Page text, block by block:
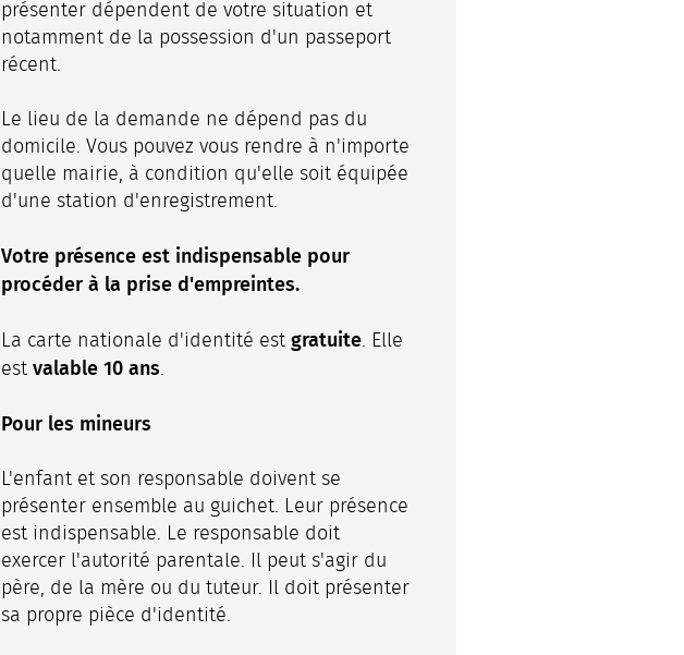
présenter dépendent de votre situation et
notamment de la possession d'un passeport
récent.
Le lieu de la demande ne dépend pas du
domicile. Vous pouvez vous rendre à n'importe
quelle mairie, à condition qu'elle soit équipée
d'une station d'enregistrement.
Votre présence est indispensable pour
procéder à la prise d'empreintes.
La carte nationale d'identité est gratuite. Elle
est valable 10 ans.
Pour les mineurs
L'enfant et son responsable doivent se
présenter ensemble au guichet. Leur présence
est indispensable. Le responsable doit
exercer l'autorité parentale. Il peut s'agir du
père, de la mère ou du tuteur. Il doit présenter
sa propre pièce d'identité.